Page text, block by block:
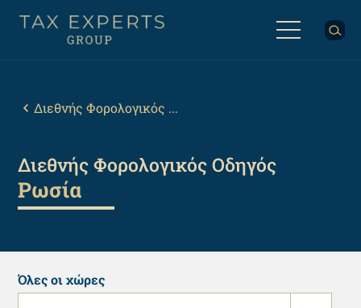
προς
Breadcrumb
Διεθνής Φορολογικός ...
Διεθνής Φορολογικός Οδηγός
Ρωσία
Όλες οι χώρες